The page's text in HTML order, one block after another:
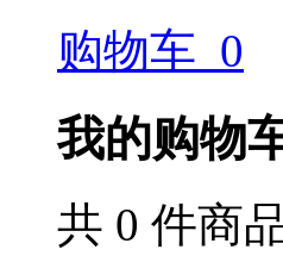
购物车 0
我的购物
共 0 件商